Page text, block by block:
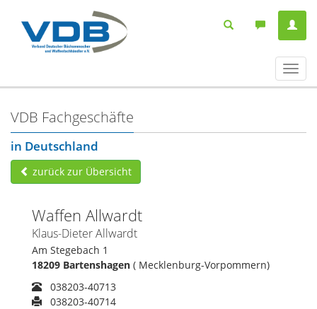
ein-/
VDB Fachgeschäfte
in Deutschland
zurück zur Übersicht
Waffen Allwardt
Klaus-Dieter Allwardt
Am Stegebach 1
18209 Bartenshagen ( Mecklenburg-Vorpommern)
038203-40713
038203-40714